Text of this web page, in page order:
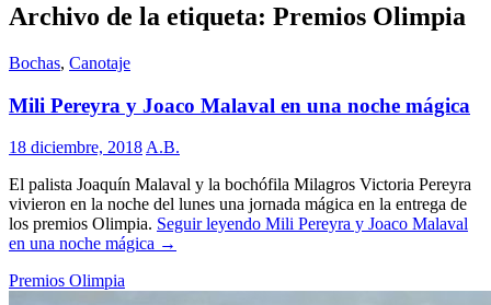
Archivo de la etiqueta: Premios Olimpia
Bochas, Canotaje
Mili Pereyra y Joaco Malaval en una noche mágica
18 diciembre, 2018 A.B.
El palista Joaquín Malaval y la bochófila Milagros Victoria Pereyra
vivieron en la noche del lunes una jornada mágica en la entrega de
los premios Olimpia. Seguir leyendo Mili Pereyra y Joaco Malaval
en una noche mágica →
Premios Olimpia